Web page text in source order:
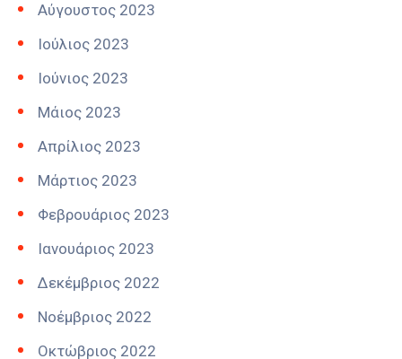
Αύγουστος 2023
Ιούλιος 2023
Ιούνιος 2023
Μάιος 2023
Απρίλιος 2023
Μάρτιος 2023
Φεβρουάριος 2023
Ιανουάριος 2023
Δεκέμβριος 2022
Νοέμβριος 2022
Οκτώβριος 2022